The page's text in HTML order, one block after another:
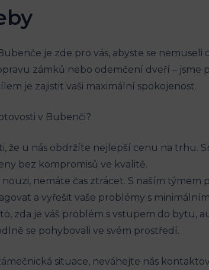
je zde pro vás, abyste se
zámků nebo odemčení dveří – jsme
je zajistit vaši maximální spokojenost.
v Bubenči?
že u nás obdržíte nejlepší cenu na trhu.
bez kompromisů ve kvalitě.
nouzi, nemáte čas ztrácet. S naším
a vyřešit vaše problémy s
zda je váš problém s vstupem do bytu,
se pohybovali ve svém prostředí.
situace, neváhejte nás